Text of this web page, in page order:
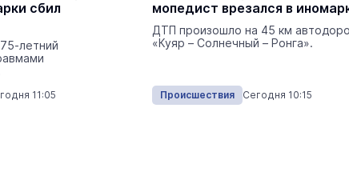
сбил
летний
11:05
мопедист врезался в
ДТП произошло на 45 км
«Куяр – Солнечный – Ронга».
Происшествия Сегодня 10:15
центр посетили два министра
Наука и Образование Сегодня